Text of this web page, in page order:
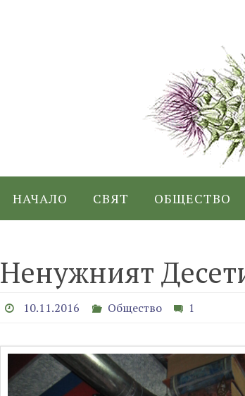
НАЧАЛО СВЯТ ОБЩЕСТВО
Ненужният
10.11.2016 Общество 1